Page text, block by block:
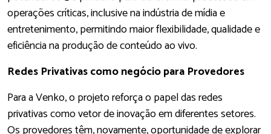
operações críticas, inclusive na indústria de mídia e
entretenimento, permitindo maior flexibilidade, qualidade e
eficiência na produção de conteúdo ao vivo.
Redes Privativas como negócio para Provedores
Para a Venko, o projeto reforça o papel das redes
privativas como vetor de inovação em diferentes setores.